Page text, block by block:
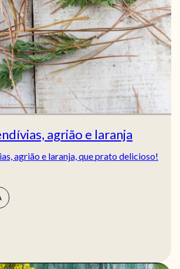
agrião e laranja
agrião e laranja, que prato delicioso!